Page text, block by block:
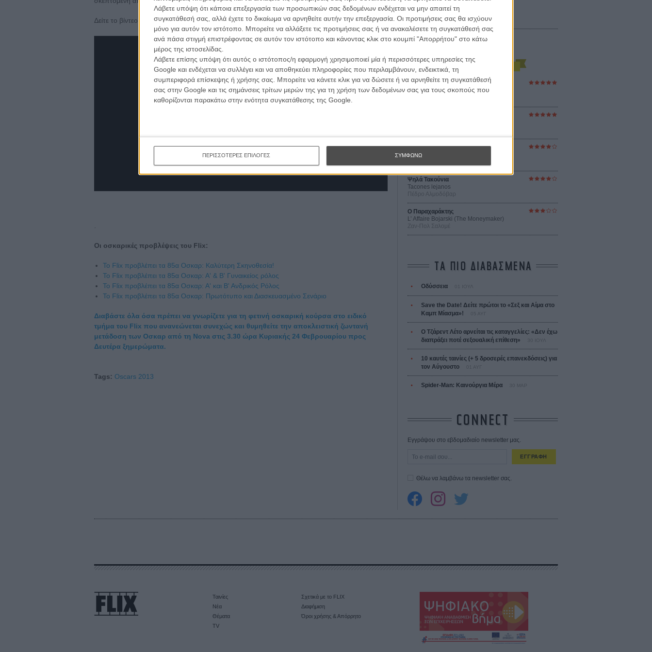
Λάβετε υπόψη ότι κάποια επεξεργασία των προσωπικών σας δεδομένων ενδέχεται να μην απαιτεί τη
συγκατάθεσή σας, αλλά έχετε το δικαίωμα να αρνηθείτε αυτήν την επεξεργασία. Οι προτιμήσεις σας θα ισχύουν
μόνο για αυτόν τον ιστότοπο. Μπορείτε να αλλάξετε τις προτιμήσεις σας ή να ανακαλέσετε τη συγκατάθεσή σας
ανά πάσα στιγμή επιστρέφοντας σε αυτόν τον ιστότοπο και κάνοντας κλικ στο κουμπί "Απορρήτου" στο κάτω
μέρος της ιστοσελίδας.
Λάβετε επίσης υπόψη ότι αυτός ο ιστότοπος/η εφαρμογή χρησιμοποιεί μία ή περισσότερες υπηρεσίες της
Google και ενδέχεται να συλλέγει και να αποθηκεύει πληροφορίες που περιλαμβάνουν, ενδεικτικά, τη
συμπεριφορά επίσκεψης ή χρήσης σας. Μπορείτε να κάνετε κλικ για να δώσετε ή να αρνηθείτε τη συγκατάθεσή
σας στην Google και τις σημάνσεις τρίτων μερών της για τη χρήση των δεδομένων σας για τους σκοπούς που
καθορίζονται παρακάτω στην ενότητα συγκατάθεσης της Google.
ΠΕΡΙΣΣΟΤΕΡΕΣ ΕΠΙΛΟΓΕΣ ΣΥΜΦΩΝΩ
Δείτε το βίντεο και συμφωνήστε: το «Argo» είναι πλέον αδύνατον να χάσει...
Oι οσκαρικές προβλέψεις του Flix:
Το Flix προβλέπει τα 85α Οσκαρ: Καλύτερη Σκηνοθεσία!
Το Flix προβλέπει τα 85α Οσκαρ: Α' & Β' Γυναικείος ρόλος
Το Flix προβλέπει τα 85α Οσκαρ: Α' και Β' Ανδρικός Ρόλος
Το Flix προβλέπει τα 85α Οσκαρ: Πρωτότυπο και Διασκευασμένο Σενάριο
Διαβάστε όλα όσα πρέπει να γνωρίζετε για τη φετινή οσκαρική κούρσα στο ειδικό
τμήμα του Flix που ανανεώνεται συνεχώς και θυμηθείτε την αποκλειστική ζωντανή
μετάδοση των Οσκαρ από τη Νova στις 3.30 ώρα Κυριακής 24 Φεβρουαρίου προς
Δευτέρα ξημερώματα.
Tags: Oscars 2013
Οι Αρμονίες Βερκμάιστερ
Werckmeister Harmonies
Οδύσσεια
The Odyssey
Ψηλά Τακούνια
Tacones lejanos
Πέδρο Αλμοδόβαρ
Ο Παραχαράκτης
L’ Affaire Bojarski (The Moneymaker)
Ζαν-Πολ Σαλομέ
ΤΑ ΠΙΟ ΔΙΑΒΑΣΜΕΝΑ
Οδύσσεια
Save the Date! Δείτε πρώτοι το «Σεξ και Αίμα στο
Καμπ Μίασμα»!
Ο Τζάρεντ Λέτο αρνείται τις καταγγελίες: «Δεν έχω
διαπράξει ποτέ σεξουαλική επίθεση»
10 καυτές ταινίες (+ 5 δροσερές επανεκδόσεις) για
τον Αύγουστο
Spider-Man: Καινούργια Μέρα 30 ΜΑΡ
CONNECT
Εγγράψου στο εβδομαδιαίο newsletter μας.
ΕΓΓΡΑΦΗ
Θέλω να λαμβάνω τα newsletter σας.
Ταινίες
Νέα
Θέματα
TV
Σχετικά με το FLIX
Διαφήμιση
Όροι χρήσης & Απόρρητο